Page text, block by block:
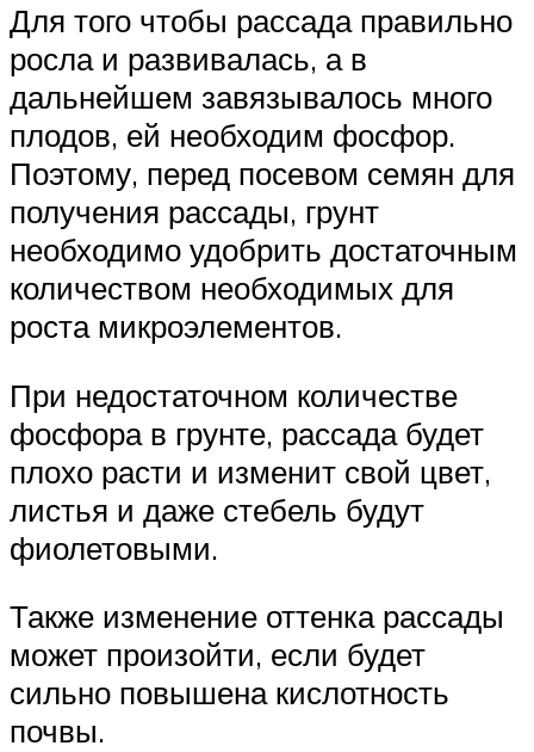
Для того чтобы рассада правильно
росла и развивалась, а в
дальнейшем завязывалось много
плодов, ей необходим фосфор.
Поэтому, перед посевом семян для
получения рассады, грунт
необходимо удобрить достаточным
количеством необходимых для
роста микроэлементов.
При недостаточном количестве
фосфора в грунте, рассада будет
плохо расти и изменит свой цвет,
листья и даже стебель будут
фиолетовыми.
Также изменение оттенка рассады
может произойти, если будет
сильно повышена кислотность
почвы.